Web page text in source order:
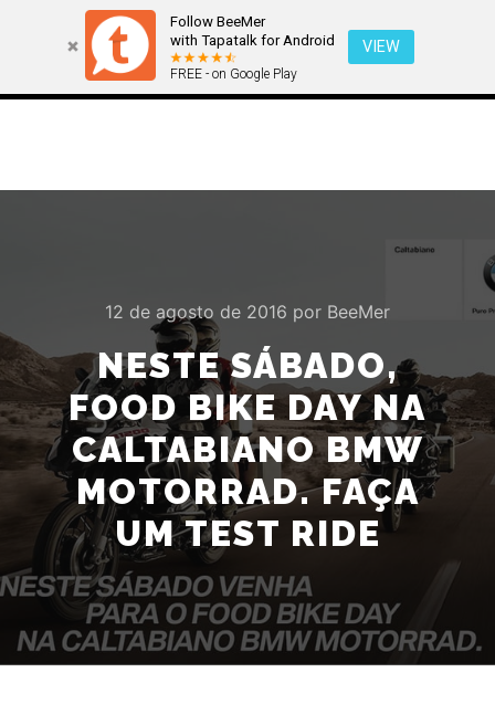
Follow BeeMer
with Tapatalk for Android
FREE - on Google Play
VIEW
12 de agosto de 2016 por BeeMer
NESTE SÁBADO,
FOOD BIKE DAY NA
CALTABIANO BMW
MOTORRAD. FAÇA
UM TEST RIDE